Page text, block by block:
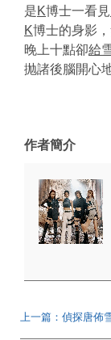
是K博士一看見
K博士的身影
晚上十點卻給
抛諸後腦開心
作者簡介
上一篇：偵探唐佈